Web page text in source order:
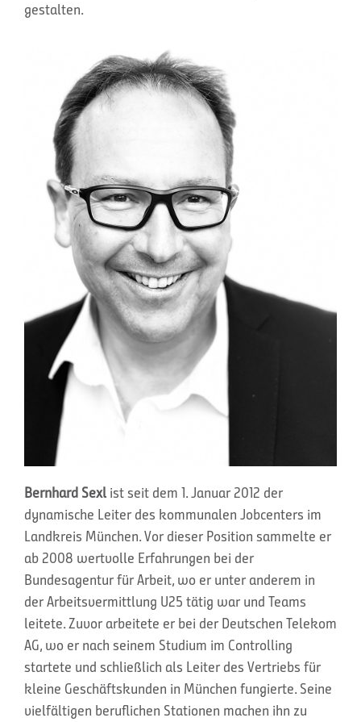
gestalten.
Bernhard Sexl ist seit dem 1. Januar 2012 der
dynamische Leiter des kommunalen Jobcenters im
Landkreis München. Vor dieser Position sammelte er
ab 2008 wertvolle Erfahrungen bei der
Bundesagentur für Arbeit, wo er unter anderem in
der Arbeitsvermittlung U25 tätig war und Teams
leitete. Zuvor arbeitete er bei der Deutschen Telekom
AG, wo er nach seinem Studium im Controlling
startete und schließlich als Leiter des Vertriebs für
kleine Geschäftskunden in München fungierte. Seine
vielfältigen beruflichen Stationen machen ihn zu